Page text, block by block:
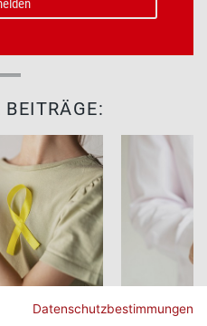
Datenschutzbestimmungen